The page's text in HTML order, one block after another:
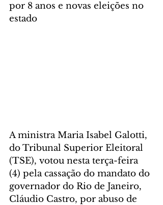
por 8 anos e novas eleições no
estado
A ministra Maria Isabel Galotti,
do Tribunal Superior Eleitoral
(TSE), votou nesta terça-feira
(4) pela cassação do mandato do
governador do Rio de Janeiro,
Cláudio Castro, por abuso de